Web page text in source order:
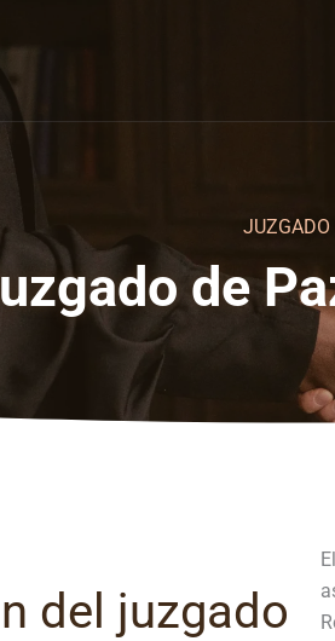
JUZGADO
de
del juzgado
El